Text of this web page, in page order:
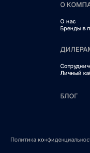
О
О нас
Бренды в
Личный
БЛОГ
Политика